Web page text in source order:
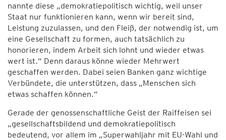
nannte diese „demokratiepolitisch wichtig, weil unser
Staat nur funktionieren kann, wenn wir bereit sind,
Leistung zuzulassen, und den Fleiß, der notwendig ist, um
eine Gesellschaft zu formen, auch tatsächlich zu
honorieren, indem Arbeit sich lohnt und wieder etwas
wert ist.“ Denn daraus könne wieder Mehrwert
geschaffen werden. Dabei seien Banken ganz wichtige
Verbündete, die unterstützen, dass „Menschen sich
etwas schaffen können.“
Gerade der genossenschaftliche Geist der Raiffeisen sei
„gesellschaftsbildend und demokratiepolitisch
bedeutend, vor allem im „Superwahljahr mit EU-Wahl und